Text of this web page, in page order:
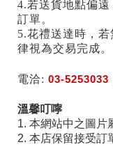
4.若送貨地點偏
訂單。
5.花禮送達時，
律視為交易完成。
電洽:03-5253033
溫馨叮嚀
1. 本網站中之圖片
2. 本店保留接受訂